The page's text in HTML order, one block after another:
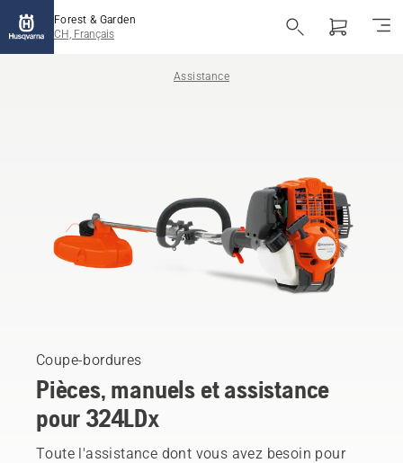
Forest & Garden
CH, Français
Assistance
Coupe-bordures
Pièces, manuels et assistance
pour 324LDx
Toute l'assistance dont vous avez besoin pour